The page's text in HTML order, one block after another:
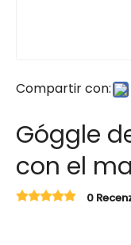
Compartir con:
Góggle
con el
0